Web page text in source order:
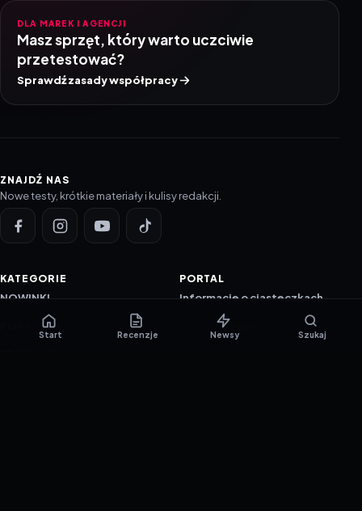
DLA MAREK I AGENCJI
Masz sprzęt, który warto uczciwie
przetestować?
Sprawdź zasady współpracy
ZNAJDŹ NAS
Nowe testy, krótkie materiały i kulisy redakcji.
KATEGORIE
NOWINKI
PORADNIKI
PORTAL
Informacje o ciasteczkach
Polityka prywatności
Start Recenzje Newsy Szukaj